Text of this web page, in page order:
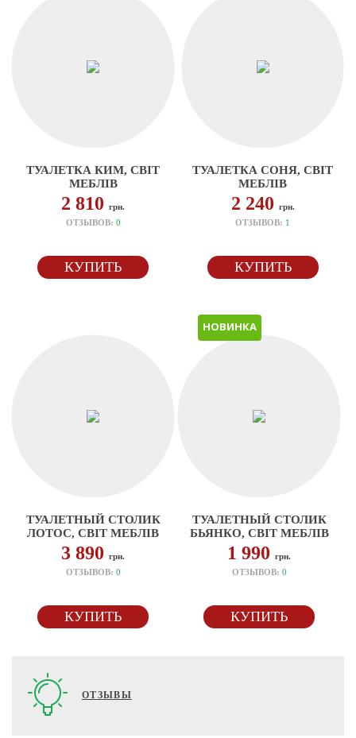
ТУАЛЕТКА КИМ, СВІТ
МЕБЛІВ
2 810грн.
ОТЗЫВОВ: 0
КУПИТЬ
ТУАЛЕТКА СОНЯ, СВІТ
МЕБЛІВ
2 240 грн.
ОТЗЫВОВ: 1
КУПИТЬ
ТУАЛЕТНЫЙ СТОЛИК
ЛОТОС, СВІТ МЕБЛІВ
3 890грн.
ОТЗЫВОВ: 0
КУПИТЬ
НОВИНКА
ТУАЛЕТНЫЙ СТОЛИК
БЬЯНКО, СВІТ МЕБЛІВ
1 990грн.
ОТЗЫВОВ: 0
КУПИТЬ
ОТЗЫВЫ